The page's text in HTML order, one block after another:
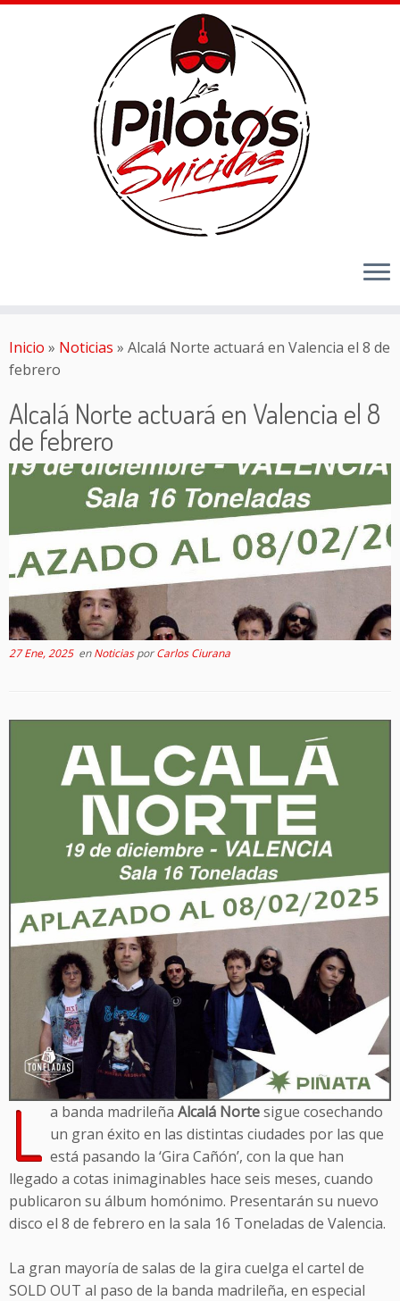
Inicio » Noticias » Alcalá Norte actuará en Valencia el 8 de
febrero
Alcalá Norte actuará en Valencia el 8
de febrero
27 Ene, 2025enNoticiasporCarlos Ciurana
L a banda madrileña Alcalá Nortesigue cosechando
un gran éxito en las distintas ciudades por las que
está pasando la ‘Gira Cañón’, con la que han
llegado a cotas inimaginables hace seis meses, cuando
publicaron su álbum homónimo. Presentarán su nuevo
disco el 8 de febrero en la sala 16 Toneladas de Valencia.
La gran mayoría de salas de la gira cuelga el cartel de
SOLD OUT al paso de la banda madrileña, en especial